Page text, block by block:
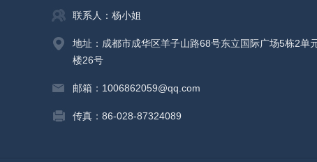
联系人：杨小姐
地址：成都市成华区羊子山路68号东立国际广场5栋2单
楼26号
邮箱：1006862059@qq.com
传真：86-028-87324089